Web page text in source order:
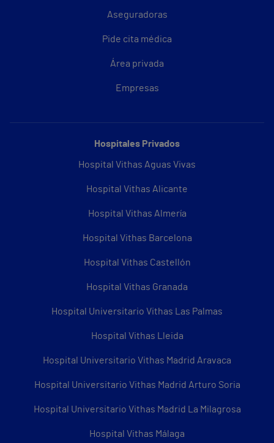
Aseguradoras
Pide cita médica
Área privada
Empresas
Hospitales Privados
Hospital Vithas Aguas Vivas
Hospital Vithas Alicante
Hospital Vithas Almería
Hospital Vithas Barcelona
Hospital Vithas Castellón
Hospital Vithas Granada
Hospital Universitario Vithas Las Palmas
Hospital Vithas Lleida
Hospital Universitario Vithas Madrid Aravaca
Hospital Universitario Vithas Madrid Arturo Soria
Hospital Universitario Vithas Madrid La Milagrosa
Hospital Vithas Málaga